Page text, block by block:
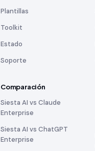
Plantillas
Toolkit
Estado
Soporte
Comparación
Siesta AI vs Claude
Enterprise
Siesta AI vs ChatGPT
Enterprise